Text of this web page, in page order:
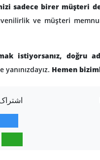
sadece birer müşteri
ve müşteri
istiyorsanız, doğru
Hemen